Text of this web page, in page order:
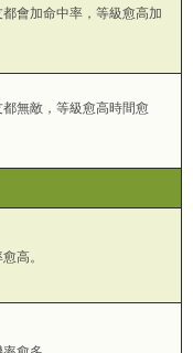
會加命中率，等級愈高加
無敵，等級愈高時間愈
高。